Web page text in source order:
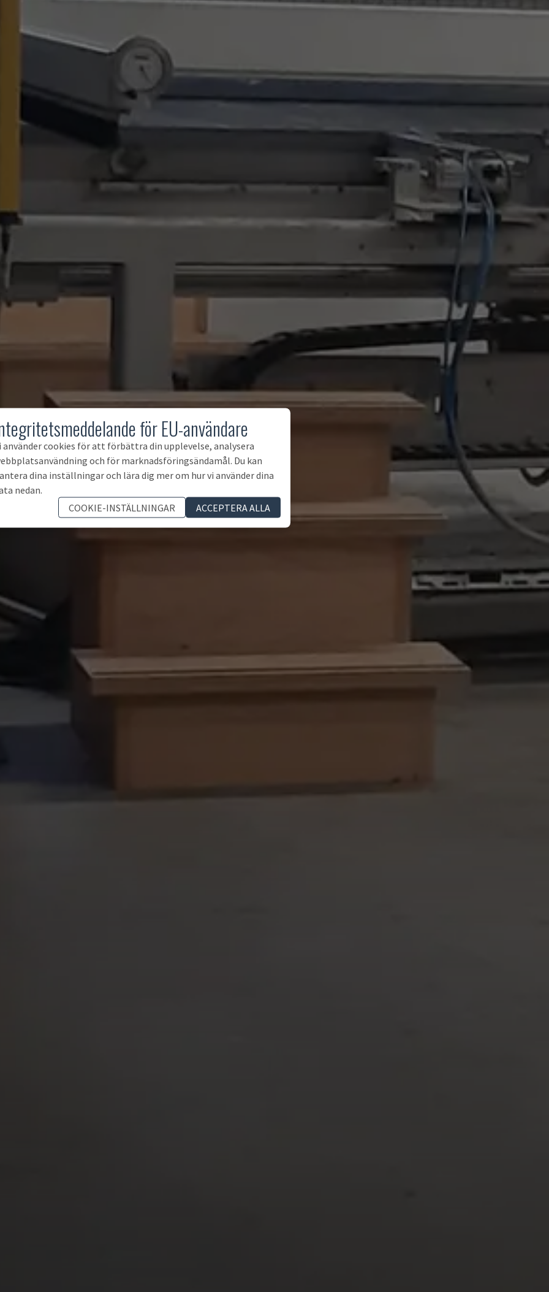
för EU-användare
använder cookies för att förbättra din upplevelse, analysera
och för marknadsföringsändamål. Du kan
dina inställningar och lära dig mer om hur vi använder dina
nedan.
COOKIE-INSTÄLLNINGAR
ACCEPTERA ALLA